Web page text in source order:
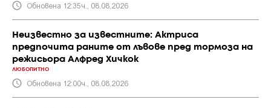
Обновена 12:35ч., 08.08.2026
Неизвестно за известните: Актриса
предпочита раните от лъвове пред тормоза на
режисьора Алфред Хичкок
ЛЮБОПИТНО
Обновена 12:00ч., 08.08.2026